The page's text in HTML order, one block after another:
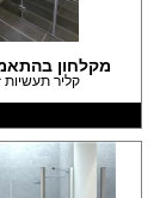
מקלחון
קליר תעשיות